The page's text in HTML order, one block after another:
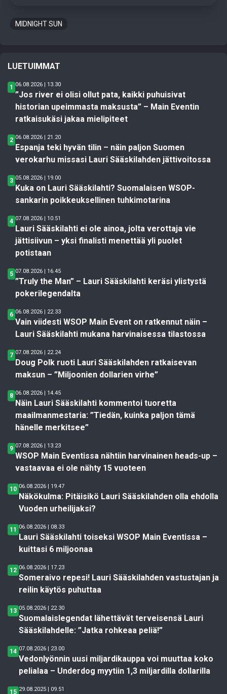
MIDNIGHT SUN
LUETUIMMAT
1 06.08.2026 | 13.30
”Jos river ei olisi ollut pata, kaikki puhuisivat
historian upeimmasta maksusta” – Main Eventin
ratkaisukäsi jakaa mielipiteet
2 06.08.2026 | 21.20
Espanja teki hyvän tilin – näin paljon Suomen
verokarhu missasi Lauri Sääskilahden jättivoitossa
3 05.08.2026 | 19.00
Kuka on Lauri Sääskilahti? Suomalaisen WSOP-
sankarin poikkeuksellinen tuhkimotarina
4 07.08.2026 | 10.51
Lauri Sääskilahti ei ole ainoa, jolta verottaja vie
jättisiivun – yksi finalisti menettää yli puolet
potistaan
5 07.08.2026 | 16.45
”Truly the Man” – Lauri Sääskilahti keräsi ylistystä
pokerilegendalta
6 06.08.2026 | 22.33
Vain viidesti WSOP Main Event on ratkennut näin –
Lauri Sääskilahti mukana harvinaisessa tilastossa
7 07.08.2026 | 22.24
Doug Polk ruoti Lauri Sääskilahden ratkaisevan
maksun – ”Miljoonien dollarien virhe”
8 06.08.2026 | 14.45
Näin Lauri Sääskilahti kommentoi tuoretta
maailmanmestaria: ”Tiedän, kuinka paljon tämä
hänelle merkitsee”
9 07.08.2026 | 13.23
WSOP Main Eventissa nähtiin harvinainen heads-up –
vastaavaa ei ole nähty 15 vuoteen
10 06.08.2026 | 19.47
Näkökulma: Pitäisikö Lauri Sääskilahden olla ehdolla
Vuoden urheilijaksi?
11 06.08.2026 | 08.33
Lauri Sääskilahti toiseksi WSOP Main Eventissa –
kuittasi 6 miljoonaa
12 06.08.2026 | 17.23
Someraivo repesi! Lauri Sääskilahden vastustajan ja
reilin käytös puhuttaa
13 05.08.2026 | 22.30
Suomalaislegendat lähettävät terveisensä Lauri
Sääskilahdelle: ”Jatka rohkeaa peliä!”
14 07.08.2026 | 23.00
Vedonlyönnin uusi miljardikauppa voi muuttaa koko
pelialaa – Underdog myytiin 1,3 miljardilla dollarilla
15 29.08.2025 | 09.51